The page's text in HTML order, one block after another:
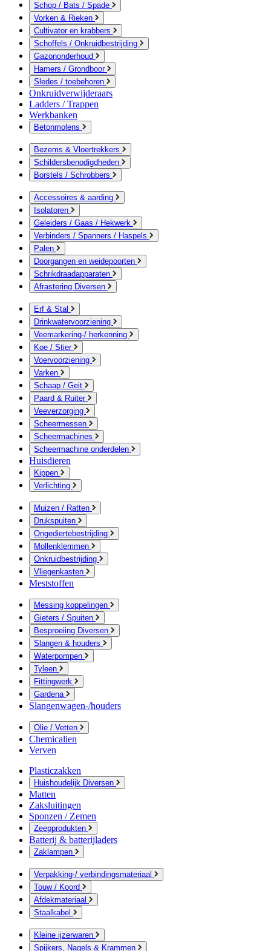
Schop / Bats / Spade
Vorken & Rieken
Cultivator en krabbers
Schoffels / Onkruidbestrijding
Gazononderhoud
Hamers / Grondboor
Sledes / toebehoren
Onkruidverwijderaars
Ladders / Trappen
Werkbanken
Betonmolens
Bezems & Vloertrekkers
Schildersbenodigdheden
Borstels / Schrobbers
Accessoires & aarding
Isolatoren
Geleiders / Gaas / Hekwerk
Verbinders / Spanners / Haspels
Palen
Doorgangen en weidepoorten
Schrikdraadapparaten
Afrastering Diversen
Erf & Stal
Drinkwatervoorziening
Veemarkering-/ herkenning
Koe / Stier
Voervoorziening
Varken
Schaap / Geit
Paard & Ruiter
Veeverzorging
Scheermessen
Scheermachines
Scheermachine onderdelen
Huisdieren
Kippen
Verlichting
Muizen / Ratten
Drukspuiten
Ongediertebestrijding
Mollenklemmen
Onkruidbestrijding
Vliegenkasten
Meststoffen
Messing koppelingen
Gieters / Spuiten
Besproeiing Diversen
Slangen & houders
Waterpompen
Tyleen
Fittingwerk
Gardena
Slangenwagen-/houders
Olie / Vetten
Chemicalien
Verven
Plasticzakken
Huishoudelijk Diversen
Matten
Zaksluitingen
Sponzen / Zemen
Zeepprodukten
Batterij & batterijladers
Zaklampen
Verpakking-/ verbindingsmateriaal
Touw / Koord
Afdekmateriaal
Staalkabel
Kleine ijzerwaren
Spijkers, Nagels & Krammen